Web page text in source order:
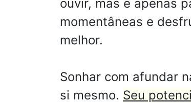
ouvir, mas é apenas
momentâneas e
melhor.
Sonhar com afundar
si mesmo. Seu